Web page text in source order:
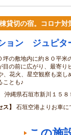
貸切の宿。コロナ
ョン ジュピタ
坪の敷地内に約８０平米
目の前に広がり、最寄り
、花火、星空観察も楽し
ことも♪
沖縄県石垣市新川１５８
ス
石垣空港よりお車